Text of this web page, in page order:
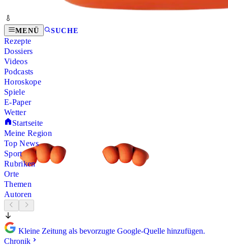
MENÜ SUCHE
Rezepte
Dossiers
Videos
Podcasts
Horoskope
Spiele
E-Paper
Wetter
Startseite
Meine Region
Top News
Sport
Rubriken
Orte
Themen
Autoren
Kleine Zeitung als bevorzugte Google-Quelle hinzufügen.
Chronik